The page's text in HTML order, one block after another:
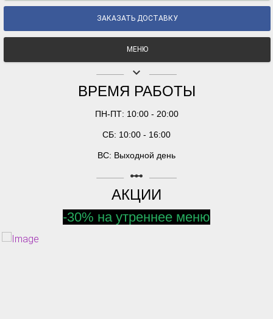
ЗАКАЗАТЬ ДОСТАВКУ
МЕНЮ
keyboard_arrow_down
ВРЕМЯ РАБОТЫ
ПН-ПТ: 10:00 - 20:00
СБ: 10:00 - 16:00
ВС: Выходной день
linear_scale
АКЦИИ
-30% на утреннее меню